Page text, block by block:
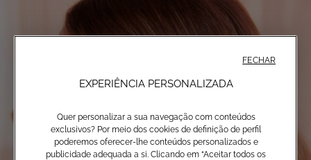
EXPERIÊNCIA PERSONALIZADA
Quer personalizar a sua navegação com conteúdos
exclusivos? Por meio dos cookies de definição de perfil
poderemos oferecer-lhe conteúdos personalizados e
publicidade adequada a si. Clicando em “Aceitar todos os
FECHAR